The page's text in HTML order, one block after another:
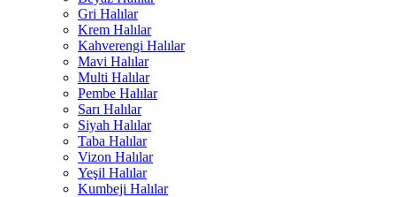
Gri Halılar
Krem Halılar
Kahverengi Halılar
Mavi Halılar
Multi Halılar
Pembe Halılar
Sarı Halılar
Siyah Halılar
Taba Halılar
Vizon Halılar
Yeşil Halılar
Kumbeji Halılar